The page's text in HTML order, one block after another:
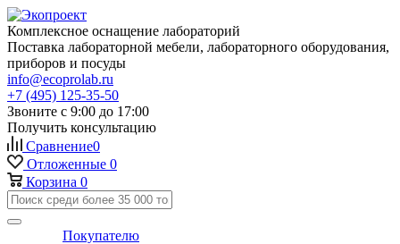
Комплексное оснащение лабораторий
Поставка лабораторной мебели, лабораторного оборудования,
приборов и посуды
info@ecoprolab.ru
+7 (495) 125-35-50
Звоните с 9:00 до 17:00
Получить консультацию
Сравнение0
Отложенные 0
Корзина 0
Покупателю